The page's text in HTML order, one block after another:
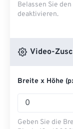
Belassen Sie
deaktivieren.
Video-
Breite x Höhe
Geben Sie die